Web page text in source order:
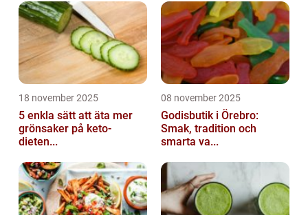
18 november 2025
5 enkla sätt att äta mer
grönsaker på keto-
dieten...
08 november 2025
Godisbutik i Örebro:
Smak, tradition och
smarta va...